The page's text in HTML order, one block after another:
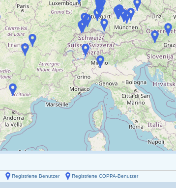
Registrierte Benutzer Registrierte COPPA-Benutzer